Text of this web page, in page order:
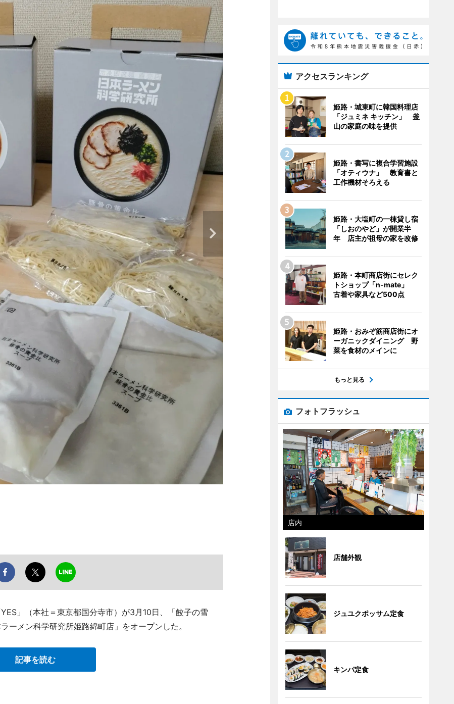
」（本社＝東京都国分寺市）が3月10日、「餃子の雪
ーメン科学研究所姫路綿町店」をオープンした。
記事を読む
アクセスランキング
姫路・城東町に韓国料理店
「ジュミネ キッチン」 釜
山の家庭の味を提供
姫路・書写に複合学習施設
「オティウナ」 教育書と
工作機材そろえる
姫路・大塩町の一棟貸し宿
「しおのやど」が開業半
年 店主が祖母の家を改修
姫路・本町商店街にセレク
トショップ「n-mate」
古着や家具など500点
姫路・おみぞ筋商店街にオ
ーガニックダイニング 野
菜を食材のメインに
もっと見る
フォトフラッシュ
店内
店舗外観
ジュユクポッサム定食
キンパ定食